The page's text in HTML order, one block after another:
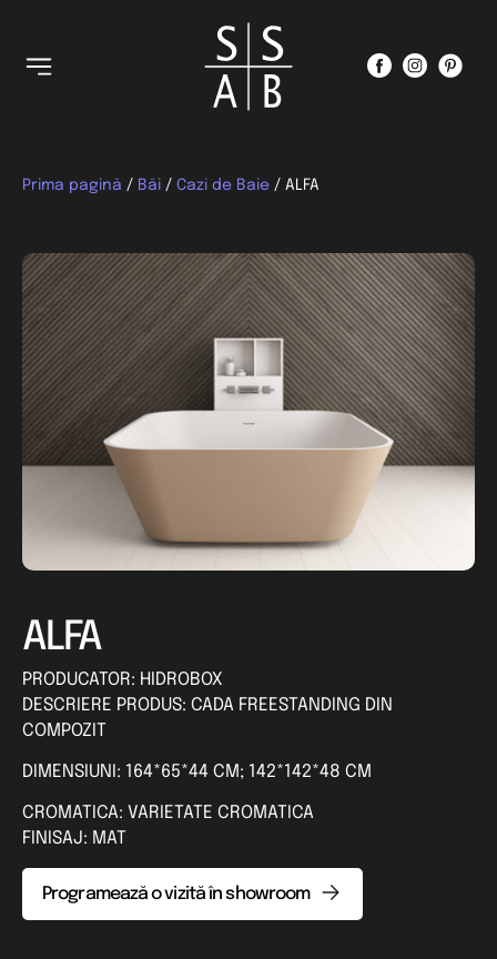
Prima pagină / Băi / Cazi de Baie / ALFA
ALFA
PRODUCATOR: HIDROBOX
DESCRIERE PRODUS: CADA FREESTANDING DIN
COMPOZIT
DIMENSIUNI: 164*65*44 CM; 142*142*48 CM
CROMATICA: VARIETATE CROMATICA
FINISAJ: MAT
Programează o vizită în showroom